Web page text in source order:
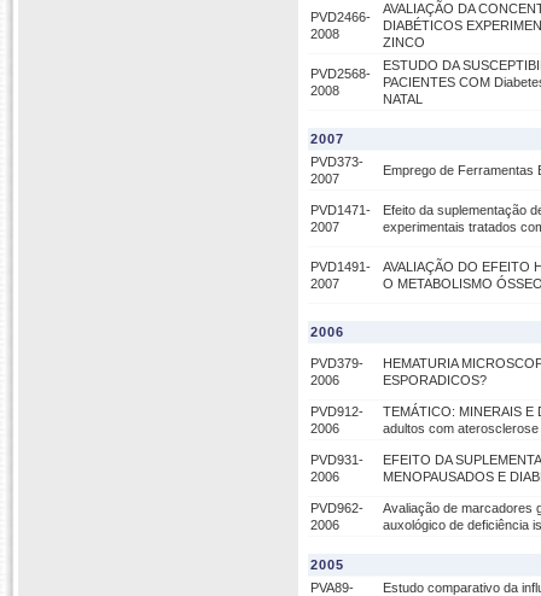
PVD2466-
2008
AVALIAÇÃO DA
DIABÉTICOS
ZINCO
PVD2568-
2008
ESTUDO DA
PACIENTES COM
NATAL
2007
PVD373-
2007
Emprego de Ferramentas
PVD1471-
2007
Efeito da suplementação
experimentais tratados
PVD1491-
2007
AVALIAÇÃO DO EFEITO
O METABOLISMO
2006
PVD379-
2006
HEMATURIA
ESPORADICOS?
PVD912-
2006
TEMÁTICO: MINERAIS E
adultos com
PVD931-
2006
EFEITO DA
MENOPAUSADOS E
PVD962-
2006
Avaliação de marcadores
auxológico de deficiência
2005
PVA89-
Estudo comparativo da